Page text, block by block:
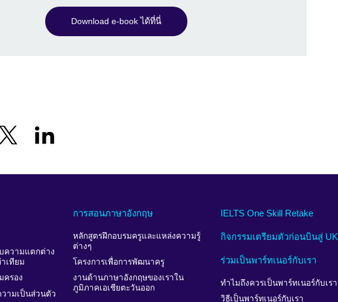
Download e-book ได้ที่นี่
ความแตกต่าง
เทียม
ครอง
วามเป็นส่วนตัว
การสอนภาษาอังกฤษ
หลักสูตรฝึกอบรมครูและแหล่งความรู้
ต่างๆ
โครงการเพื่อการพัฒนาครู
งานด้านภาษาอังกฤษของเราใน
ภูมิภาคเอเชียตะวันออก
IELTS One Skill Retake
กิจกรรมเตรียมตัวก่อนบินสู่ UK
ร่วมเป็นพาร์ทเนอร์กับเรา
ทำไมถึงควรเป็นพาร์ทเนอร์กับเรา
วิธีเป็นพาร์ทเนอร์กับเรา